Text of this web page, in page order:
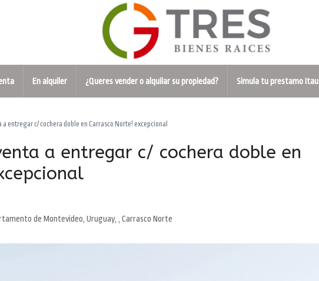
En alquiler ¿Queres vender o alquilar su propiedad? Simula tu prestamo Itau
entregar c/ cochera doble en Carrasco Norte! excepcional
a entregar c/ cochera doble en
de Montevideo, Uruguay, , Carrasco Norte